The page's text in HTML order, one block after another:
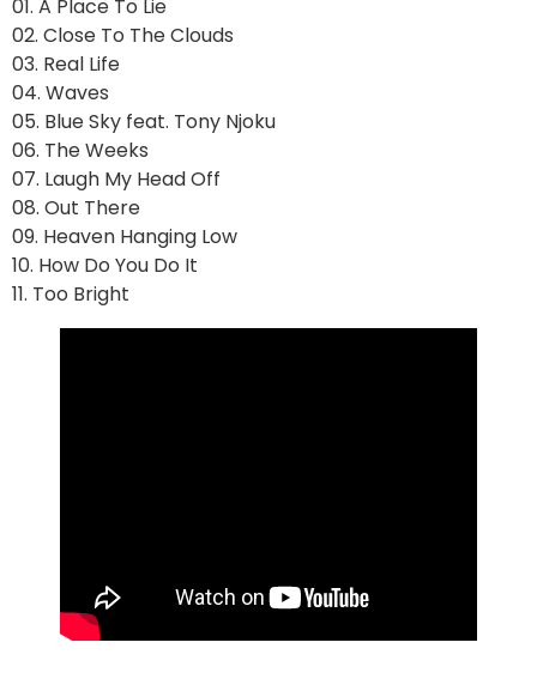
01. A Place To Lie
02. Close To The Clouds
03. Real Life
04. Waves
05. Blue Sky feat. Tony Njoku
06. The Weeks
07. Laugh My Head Off
08. Out There
09. Heaven Hanging Low
10. How Do You Do It
11. Too Bright